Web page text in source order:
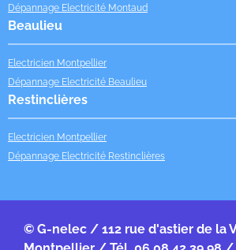
Dépannage Electricité Montaud
Beaulieu
Electricien Montpellier
Dépannage Electricité Beaulieu
Restinclières
Electricien Montpellier
Dépannage Electricité Restinclières
© G-nelec / 112 rue d'astier de la